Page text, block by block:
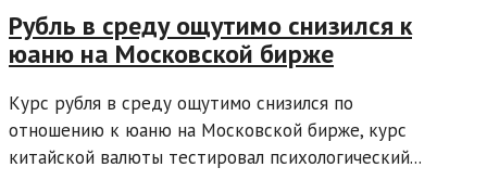
Рубль в среду ощутимо снизился к
юаню на Московской бирже
Курс рубля в среду ощутимо снизился по
отношению к юаню на Московской бирже, курс
китайской валюты тестировал психологический...